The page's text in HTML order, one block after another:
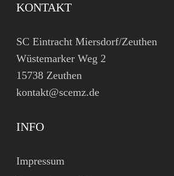
KONTAKT
SC Eintracht Miersdorf/Zeuthen
Wüstemarker Weg 2
15738 Zeuthen
kontakt@scemz.de
INFO
Impressum